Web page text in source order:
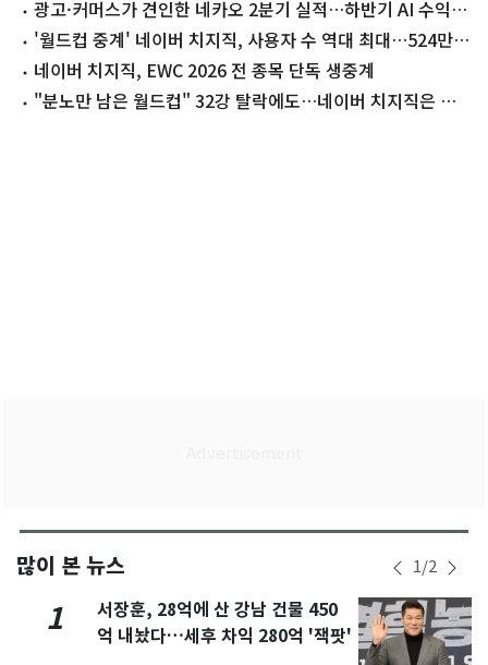
박차광고·커머스가 견인한 네카오 2분기 실적…하반기 AI 수익화
주목'월드컵 중계' 네이버 치지직, 사용자 수 역대 최대…524만
기록네이버 치지직, EWC 2026 전 종목 단독 생중계
"분노만 남은 월드컵" 32강 탈락에도…네이버 치지직은 웃
많이 본 뉴스 1/2
1
서장훈, 28억에 산 강남 건물 450
억 내놨다…세후 차익 280억 '잭팟'